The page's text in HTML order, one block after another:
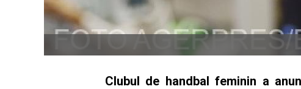
Clubul de handbal feminin a